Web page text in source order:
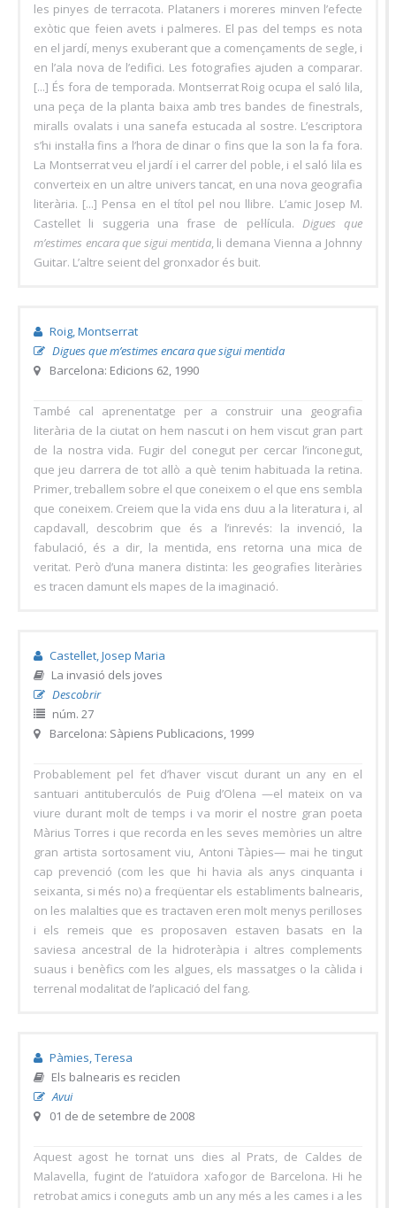
les pinyes de terracota. Plataners i moreres minven l’efecte
exòtic que feien avets i palmeres. El pas del temps es nota
en el jardí, menys exuberant que a començaments de segle, i
en l’ala nova de l’edifici. Les fotografies ajuden a comparar.
[...] És fora de temporada. Montserrat Roig ocupa el saló lila,
una peça de la planta baixa amb tres bandes de finestrals,
miralls ovalats i una sanefa estucada al sostre. L’escriptora
s’hi instal·la fins a l’hora de dinar o fins que la son la fa fora.
La Montserrat veu el jardí i el carrer del poble, i el saló lila es
converteix en un altre univers tancat, en una nova geografia
literària. [...] Pensa en el títol pel nou llibre. L’amic Josep M.
Castellet li suggeria una frase de pel·lícula. Digues que
m’estimes encara que sigui mentida, li demana Vienna a Johnny
Guitar. L’altre seient del gronxador és buit.
Roig, Montserrat
Digues que m’estimes encara que sigui mentida
Barcelona: Edicions 62, 1990
També cal aprenentatge per a construir una geografia
literària de la ciutat on hem nascut i on hem viscut gran part
de la nostra vida. Fugir del conegut per cercar l’inconegut,
que jeu darrera de tot allò a què tenim habituada la retina.
Primer, treballem sobre el que coneixem o el que ens sembla
que coneixem. Creiem que la vida ens duu a la literatura i, al
capdavall, descobrim que és a l’inrevés: la invenció, la
fabulació, és a dir, la mentida, ens retorna una mica de
veritat. Però d’una manera distinta: les geografies literàries
es tracen damunt els mapes de la imaginació.
Castellet, Josep Maria
La invasió dels joves
Descobrir
núm. 27
Barcelona: Sàpiens Publicacions, 1999
Probablement pel fet d’haver viscut durant un any en el
santuari antituberculós de Puig d’Olena —el mateix on va
viure durant molt de temps i va morir el nostre gran poeta
Màrius Torres i que recorda en les seves memòries un altre
gran artista sortosament viu, Antoni Tàpies— mai he tingut
cap prevenció (com les que hi havia als anys cinquanta i
seixanta, si més no) a freqüentar els establiments balnearis,
on les malalties que es tractaven eren molt menys perilloses
i els remeis que es proposaven estaven basats en la
saviesa ancestral de la hidroteràpia i altres complements
suaus i benèfics com les algues, els massatges o la càlida i
terrenal modalitat de l’aplicació del fang.
Pàmies, Teresa
Els balnearis es reciclen
Avui
01 de de setembre de 2008
Aquest agost he tornat uns dies al Prats, de Caldes de
Malavella, fugint de l’atuïdora xafogor de Barcelona. Hi he
retrobat amics i coneguts amb un any més a les cames i a les